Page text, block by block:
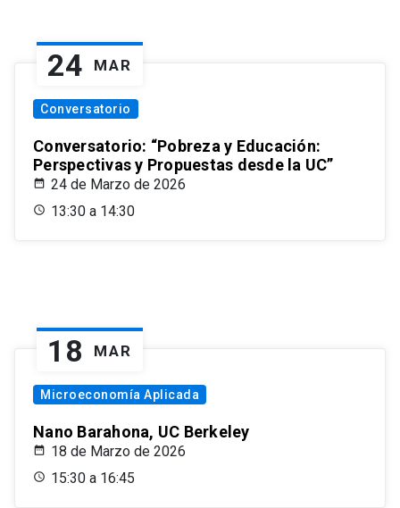
24 MAR
Conversatorio
Conversatorio: “Pobreza y Educación:
Perspectivas y Propuestas desde la UC”
24 de Marzo de 2026
13:30 a 14:30
18 MAR
Microeconomía Aplicada
Nano Barahona, UC Berkeley
18 de Marzo de 2026
15:30 a 16:45